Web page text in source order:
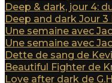
Deep & dark, jour 4:
Deep and dark Jour 3
Une semaine avec
Une semaine avec
Dette de sang de
Beautiful Fighter de
Love after dark de